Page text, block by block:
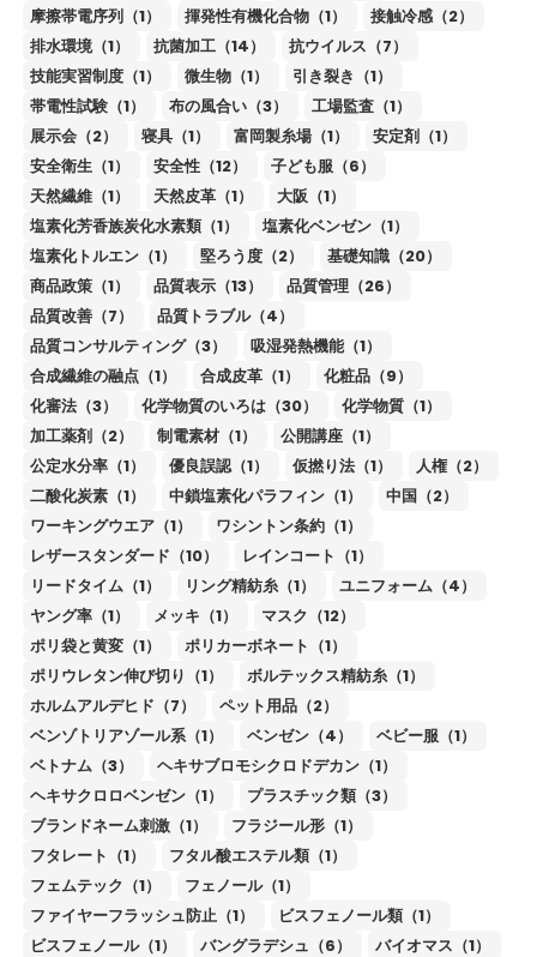
摩擦帯電序列（1）
揮発性有機化合物（1）
接触冷感（2）
排水環境（1）
抗菌加工（14）
抗ウイルス（7）
技能実習制度（1）
微生物（1）
引き裂き（1）
帯電性試験（1）
布の風合い（3）
工場監査（1）
展示会（2）
寝具（1） 富岡製糸場（1）
安定剤（1）
安全衛生（1）
安全性（12）
子ども服（6）
天然繊維（1）
天然皮革（1）
大阪（1）
塩素化芳香族炭化水素類（1）
塩素化ベンゼン（1）
塩素化トルエン（1）
堅ろう度（2）
基礎知識（20）
商品政策（1）
品質表示（13）
品質管理（26）
品質改善（7）
品質トラブル（4）
品質コンサルティング（3）
吸湿発熱機能（1）
合成繊維の融点（1）
合成皮革（1）
化粧品（9）
化審法（3）
化学物質のいろは（30）
化学物質（1）
加工薬剤（2）
制電素材（1）
公開講座（1）
公定水分率（1）
優良誤認（1） 仮撚り法（1）
人権（2）
二酸化炭素（1）
中鎖塩素化パラフィン（1）
中国（2）
ワーキングウエア（1）
ワシントン条約（1）
レザースタンダード（10）
レインコート（1）
リードタイム（1）
リング精紡糸（1）
ユニフォーム（4）
ヤング率（1）
メッキ（1）
マスク（12）
ポリ袋と黄変（1）
ポリカーボネート（1）
ポリウレタン伸び切り（1）
ボルテックス精紡糸（1）
ホルムアルデヒド（7）
ペット用品（2）
ベンゾトリアゾール系（1）
ベンゼン（4）
ベビー服（1）
ベトナム（3）
ヘキサブロモシクロドデカン（1）
ヘキサクロロベンゼン（1）
プラスチック類（3）
ブランドネーム刺激（1）
フラジール形（1）
フタレート（1）
フタル酸エステル類（1）
フェムテック（1）
フェノール（1）
ファイヤーフラッシュ防止（1）
ビスフェノール類（1）
ビスフェノール（1）
バングラデシュ（6） バイオマス（1）